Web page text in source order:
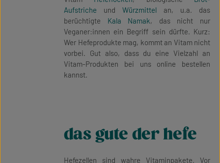
Aufstriche und Würzmittel an, u.a. das
berüchtigte Kala Namak, das nicht nur
Veganer:innen ein Begriff sein dürfte. Kurz:
Wer Hefeprodukte mag, kommt an Vitam nicht
vorbei. Gut also, dass du eine Vielzahl an
Vitam-Produkten bei uns online bestellen
kannst.
das gute der hefe
Hefezellen sind wahre Vitaminpakete. Vor